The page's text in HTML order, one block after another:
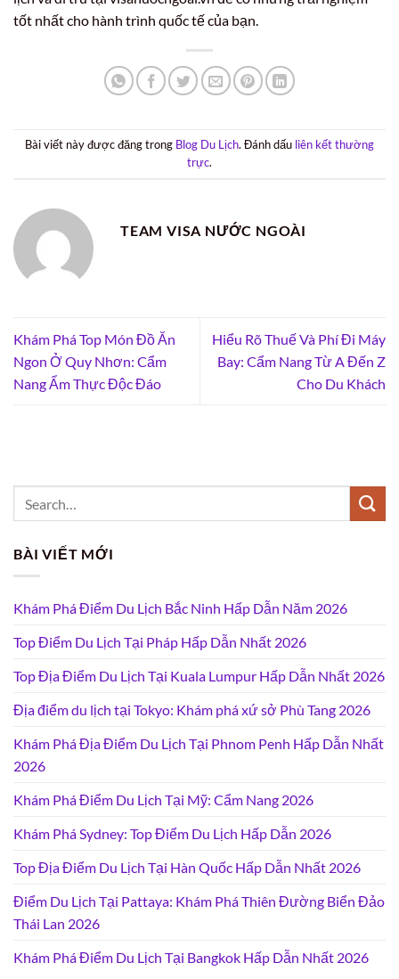
tốt nhất cho hành trình quốc tế của bạn.
Bài viết này được đăng trong Blog Du Lịch. Đánh dấu liên kết thường
trực.
TEAM VISA NƯỚC NGOÀI
Khám Phá Top Món Đồ Ăn
Ngon Ở Quy Nhơn: Cẩm
Nang Ẩm Thực Độc Đáo
Hiểu Rõ Thuế Và Phí Đi Máy
Bay: Cẩm Nang Từ A Đến Z
Cho Du Khách
BÀI VIẾT MỚI
Khám Phá Điểm Du Lịch Bắc Ninh Hấp Dẫn Năm 2026
Top Điểm Du Lịch Tại Pháp Hấp Dẫn Nhất 2026
Top Địa Điểm Du Lịch Tại Kuala Lumpur Hấp Dẫn Nhất 2026
Địa điểm du lịch tại Tokyo: Khám phá xứ sở Phù Tang 2026
Khám Phá Địa Điểm Du Lịch Tại Phnom Penh Hấp Dẫn Nhất
2026
Khám Phá Điểm Du Lịch Tại Mỹ: Cẩm Nang 2026
Khám Phá Sydney: Top Điểm Du Lịch Hấp Dẫn 2026
Top Địa Điểm Du Lịch Tại Hàn Quốc Hấp Dẫn Nhất 2026
Điểm Du Lịch Tại Pattaya: Khám Phá Thiên Đường Biển Đảo
Thái Lan 2026
Khám Phá Điểm Du Lịch Tại Bangkok Hấp Dẫn Nhất 2026